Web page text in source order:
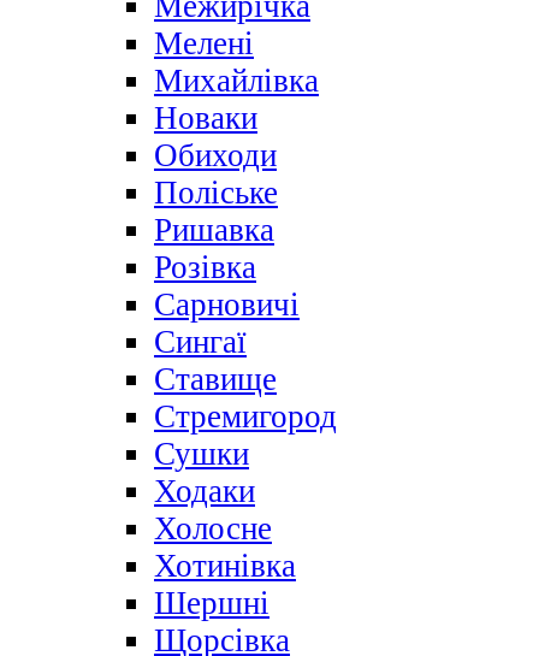
Мелені
Михайлівка
Новаки
Обиходи
Поліське
Ришавка
Розівка
Сарновичі
Сингаї
Ставище
Стремигород
Сушки
Ходаки
Холосне
Хотинівка
Шершні
Щорсівка